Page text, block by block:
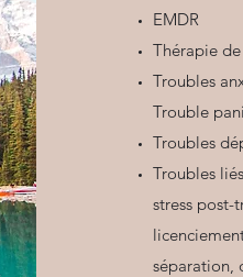
EMDR
Thérapie
Troubles
Trouble
Troubles
Troubles
stress post-
séparation,